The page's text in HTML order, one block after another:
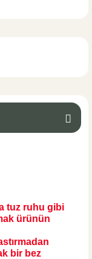
KARGO BEDAVA
Paslanmaz
tuz ruhu gibi
ürünün
bir bez